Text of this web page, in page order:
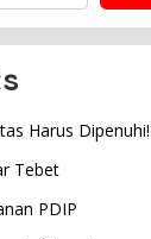
Harus Dipenuhi!
Tebet
PDIP